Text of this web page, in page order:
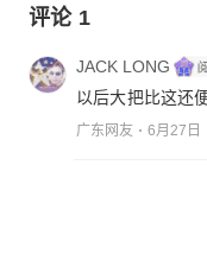
评论 1
JACK LONG
以后大把比这还
广东网友 6月27日